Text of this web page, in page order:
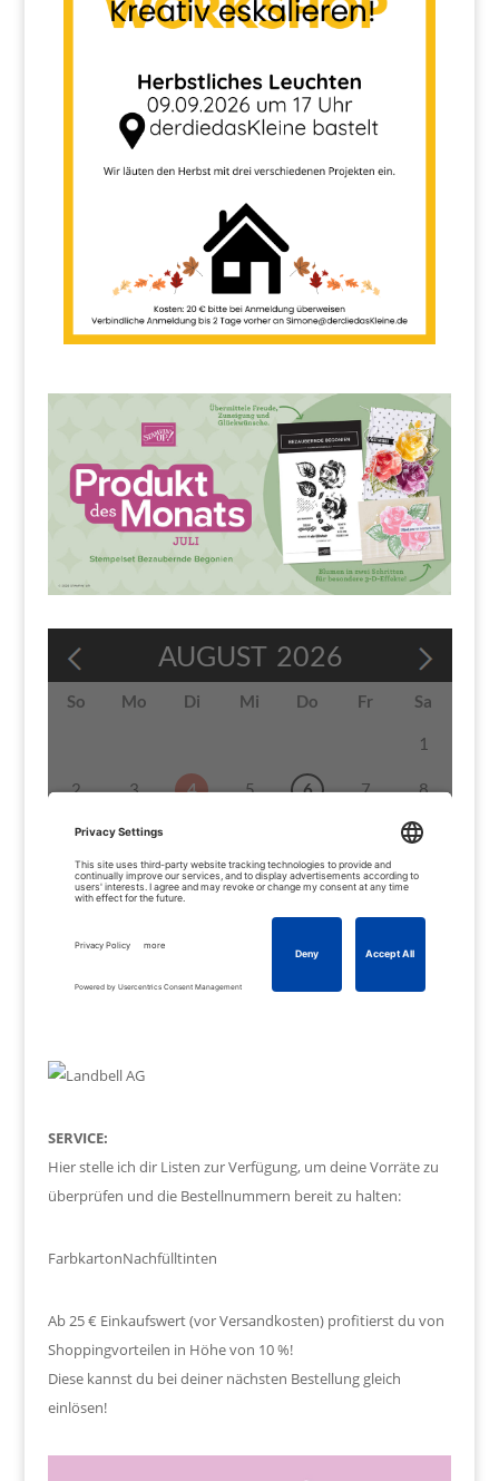
SERVICE:
Hier stelle ich dir Listen zur Verfügung, um deine Vorräte zu
überprüfen und die Bestellnummern bereit zu halten:
FarbkartonNachfülltinten
Ab 25 € Einkaufswert (vor Versandkosten) profitierst du von
Shoppingvorteilen in Höhe von 10 %!
Diese kannst du bei deiner nächsten Bestellung gleich
einlösen!